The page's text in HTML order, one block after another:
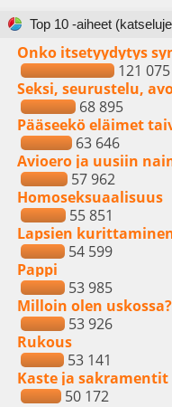
Top 10 -aiheet
Onko itsetyydytys
121 075
Seksi, seurustelu,
68 895
Pääseekö eläimet
63 646
Avioero ja uusiin
57 962
Homoseksuaalisuus
55 851
Lapsien
54 599
Pappi
53 985
Milloin olen uskossa?
53 926
Rukous
53 141
Kaste ja sakramentit
50 172